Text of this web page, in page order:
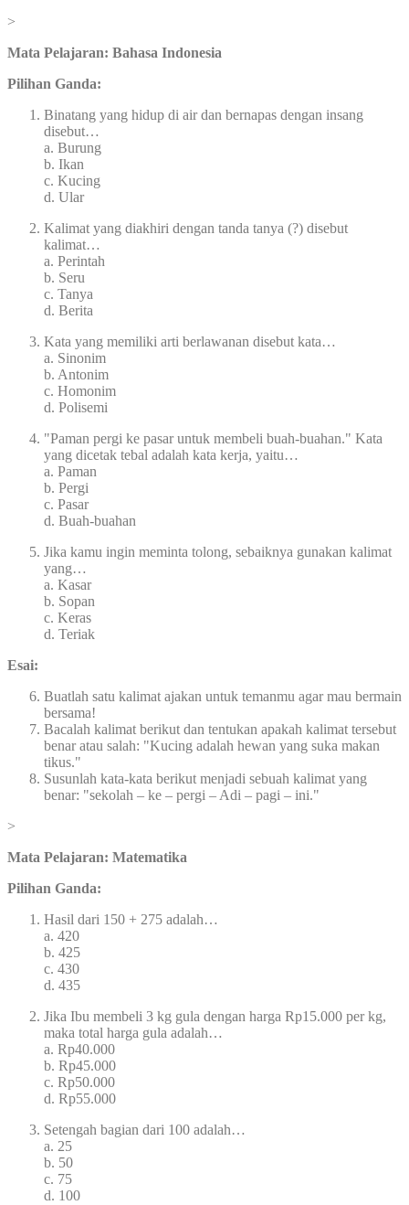
>
Mata Pelajaran: Bahasa Indonesia
Pilihan Ganda:
Binatang yang hidup di air dan bernapas dengan insang
disebut…
a. Burung
b. Ikan
c. Kucing
d. Ular
Kalimat yang diakhiri dengan tanda tanya (?) disebut
kalimat…
a. Perintah
b. Seru
c. Tanya
d. Berita
Kata yang memiliki arti berlawanan disebut kata…
a. Sinonim
b. Antonim
c. Homonim
d. Polisemi
"Paman pergi ke pasar untuk membeli buah-buahan." Kata
yang dicetak tebal adalah kata kerja, yaitu…
a. Paman
b. Pergi
c. Pasar
d. Buah-buahan
Jika kamu ingin meminta tolong, sebaiknya gunakan kalimat
yang…
a. Kasar
b. Sopan
c. Keras
d. Teriak
Esai:
Buatlah satu kalimat ajakan untuk temanmu agar mau bermain
bersama!
Bacalah kalimat berikut dan tentukan apakah kalimat tersebut
benar atau salah: "Kucing adalah hewan yang suka makan
tikus."
Susunlah kata-kata berikut menjadi sebuah kalimat yang
benar: "sekolah – ke – pergi – Adi – pagi – ini."
>
Mata Pelajaran: Matematika
Pilihan Ganda:
Hasil dari 150 + 275 adalah…
a. 420
b. 425
c. 430
d. 435
Jika Ibu membeli 3 kg gula dengan harga Rp15.000 per kg,
maka total harga gula adalah…
a. Rp40.000
b. Rp45.000
c. Rp50.000
d. Rp55.000
Setengah bagian dari 100 adalah…
a. 25
b. 50
c. 75
d. 100